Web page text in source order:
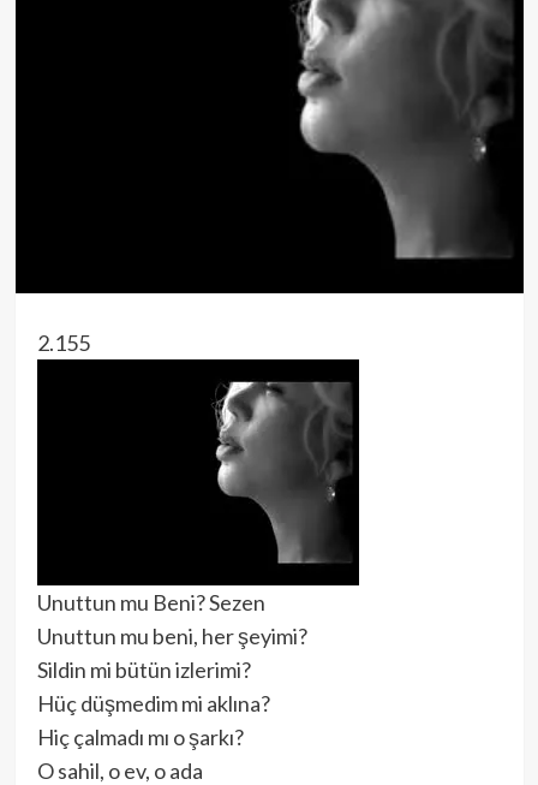
2.155
Unuttun mu Beni? Sezen
Unuttun mu beni, her şeyimi?
Sildin mi bütün izlerimi?
Hüç düşmedim mi aklına?
Hiç çalmadı mı o şarkı?
O sahil, o ev, o ada